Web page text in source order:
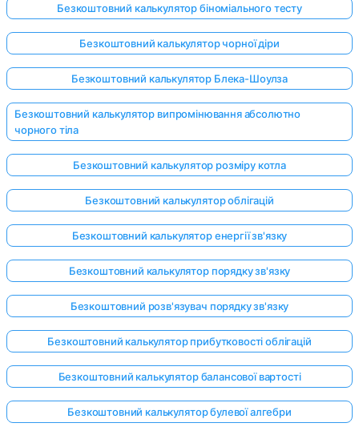
Безкоштовний калькулятор біноміального тесту
Безкоштовний калькулятор чорної діри
Безкоштовний калькулятор Блека-Шоулза
Безкоштовний калькулятор випромінювання абсолютно
чорного тіла
Безкоштовний калькулятор розміру котла
Безкоштовний калькулятор облігацій
Безкоштовний калькулятор енергії зв'язку
Безкоштовний калькулятор порядку зв'язку
Безкоштовний розв'язувач порядку зв'язку
Безкоштовний калькулятор прибутковості облігацій
Безкоштовний калькулятор балансової вартості
Безкоштовний калькулятор булевої алгебри